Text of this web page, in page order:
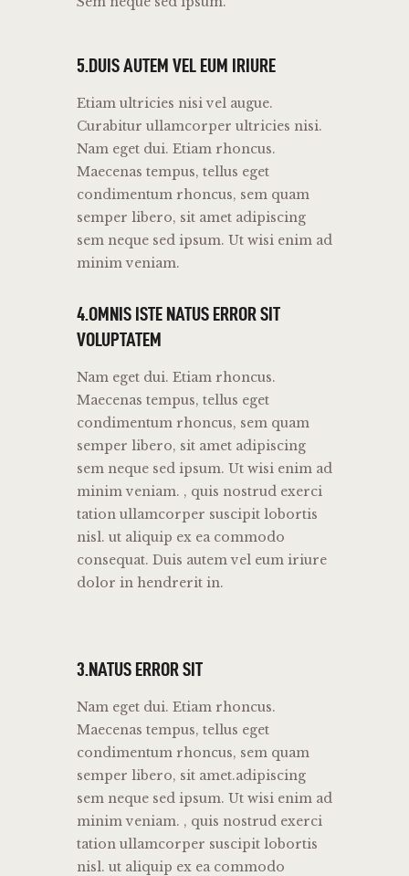
5.DUIS AUTEM VEL EUM IRIURE
Etiam ultricies nisi vel augue.
Curabitur ullamcorper ultricies nisi.
Nam eget dui. Etiam rhoncus.
Maecenas tempus, tellus eget
condimentum rhoncus, sem quam
semper libero, sit amet adipiscing
sem neque sed ipsum. Ut wisi enim ad
minim veniam.
4.OMNIS ISTE NATUS ERROR SIT
VOLUPTATEM
Nam eget dui. Etiam rhoncus.
Maecenas tempus, tellus eget
condimentum rhoncus, sem quam
semper libero, sit amet adipiscing
sem neque sed ipsum. Ut wisi enim ad
minim veniam. , quis nostrud exerci
tation ullamcorper suscipit lobortis
nisl. ut aliquip ex ea commodo
consequat. Duis autem vel eum iriure
dolor in hendrerit in.
3.NATUS ERROR SIT
Nam eget dui. Etiam rhoncus.
Maecenas tempus, tellus eget
condimentum rhoncus, sem quam
semper libero, sit amet.adipiscing
sem neque sed ipsum. Ut wisi enim ad
minim veniam. , quis nostrud exerci
tation ullamcorper suscipit lobortis
nisl. ut aliquip ex ea commodo